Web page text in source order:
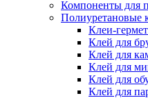
Компоненты для
Полиуретановые
Клеи-
Клей для
Клей для
Клей для
Клей для
Клей для